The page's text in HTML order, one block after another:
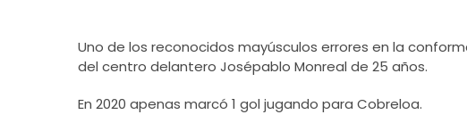
Uno de los reconocidos mayúsculos errores en la
del centro delantero Josépablo Monreal de 25 años.
En 2020 apenas marcó 1 gol jugando para Cobreloa.